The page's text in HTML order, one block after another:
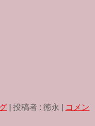
投稿者 : 徳永
コメン